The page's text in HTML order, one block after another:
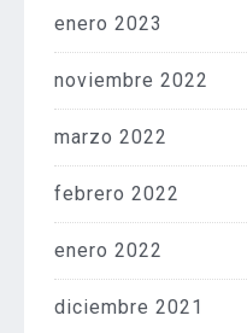
enero 2023
noviembre 2022
marzo 2022
febrero 2022
enero 2022
diciembre 2021